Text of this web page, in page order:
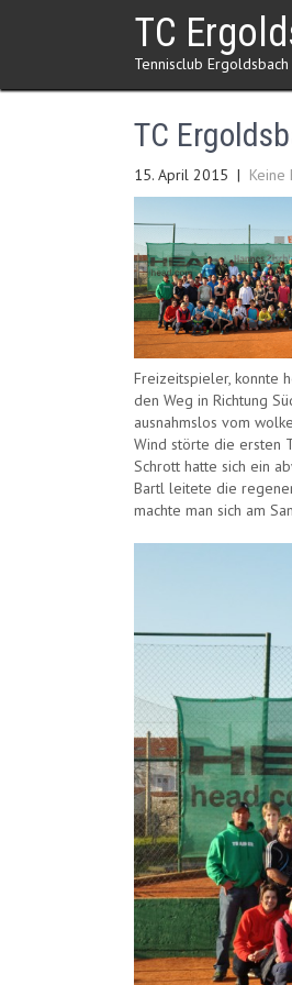
TC
Tennisclub Ergoldsbach
TC
15. April 2015 | Keine
Freizeitspieler, konnte
den Weg in Richtung
ausnahmslos vom
Wind störte die ersten
Schrott hatte sich ein
Bartl leitete die
machte man sich am